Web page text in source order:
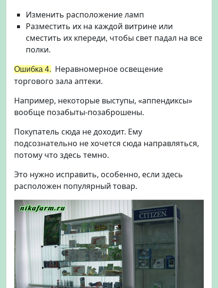
Изменить расположение ламп
Разместить их на каждой витрине или
сместить их кпереди, чтобы свет падал на все
полки.
Ошибка 4. Неравномерное освещение
торгового зала аптеки.
Например, некоторые выступы, «аппендиксы»
вообще позабыты-позаброшены.
Покупатель сюда не доходит. Ему
подсознательно не хочется сюда направляться,
потому что здесь темно.
Это нужно исправить, особенно, если здесь
расположен популярный товар.